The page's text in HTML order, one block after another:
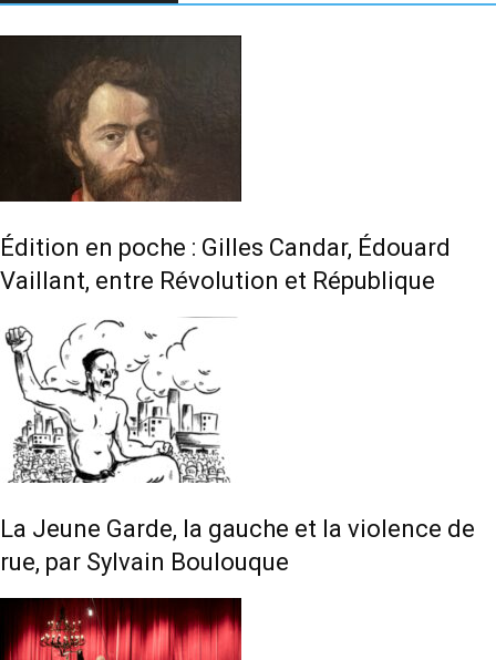
Édition en poche : Gilles Candar, Édouard
Vaillant, entre Révolution et République
La Jeune Garde, la gauche et la violence de
rue, par Sylvain Boulouque